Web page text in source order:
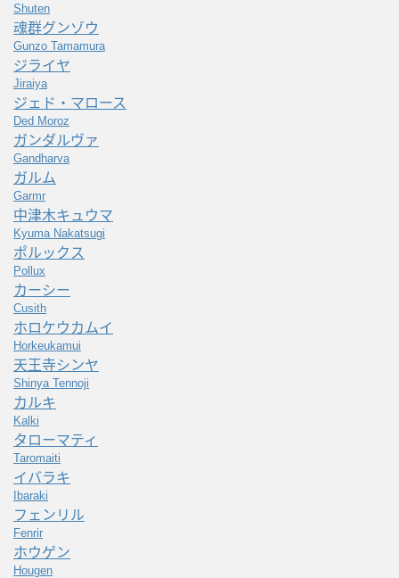
Shuten
魂群グンゾウ
Gunzo Tamamura
ジライヤ
Jiraiya
ジェド・マロース
Ded Moroz
ガンダルヴァ
Gandharva
ガルム
Garmr
中津木キュウマ
Kyuma Nakatsugi
ポルックス
Pollux
カーシー
Cusith
ホロケウカムイ
Horkeukamui
天王寺シンヤ
Shinya Tennoji
カルキ
Kalki
タローマティ
Taromaiti
イバラキ
Ibaraki
フェンリル
Fenrir
ホウゲン
Hougen